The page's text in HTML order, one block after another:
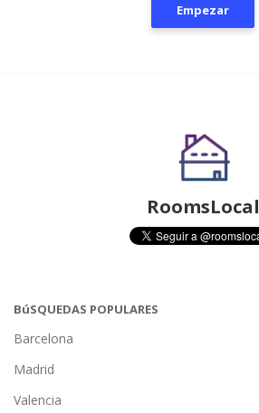
Empezar
RoomsLocal
BúSQUEDAS POPULARES
Barcelona
Madrid
Valencia